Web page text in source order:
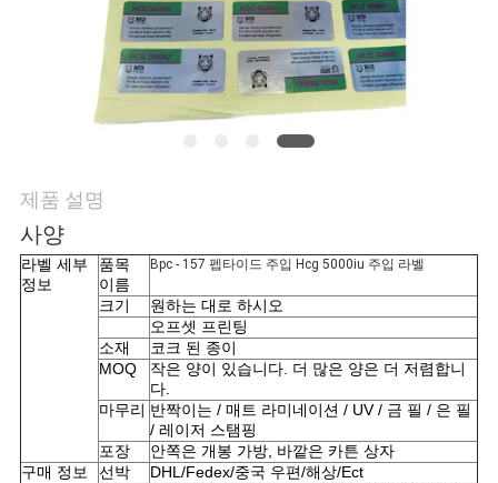
요
뉴
우
제품 설명
사양
라벨 세부
정보
품목
이름
Bpc - 157 펩타이드 주입 Hcg 5000iu 주입 라벨
크기
원하는 대로 하시오
오프셋 프린팅
소재
코크 된 종이
MOQ
작은 양이 있습니다. 더 많은 양은 더 저렴합니
다.
마무리 반짝이는 / 매트 라미네이션 / UV / 금 필 / 은 필
/ 레이저 스탬핑
포장
안쪽은 개봉 가방, 바깥은 카튼 상자
구매 정보
선박
DHL/Fedex/중국 우편/해상/Ect